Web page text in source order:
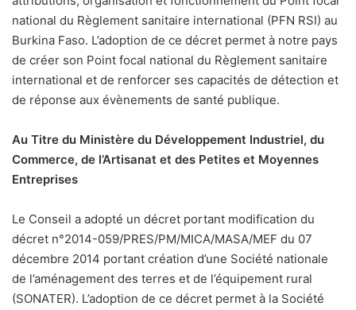
national du Règlement sanitaire international (PFN RSI) au
Burkina Faso. L’adoption de ce décret permet à notre pays
de créer son Point focal national du Règlement sanitaire
international et de renforcer ses capacités de détection et
de réponse aux évènements de santé publique.
Au Titre du Ministère du Développement Industriel, du
Commerce, de l’Artisanat et des Petites et Moyennes
Entreprises
Le Conseil a adopté un décret portant modification du
décret n°2014-059/PRES/PM/MICA/MASA/MEF du 07
décembre 2014 portant création d’une Société nationale
de l’aménagement des terres et de l’équipement rural
(SONATER). L’adoption de ce décret permet à la Société